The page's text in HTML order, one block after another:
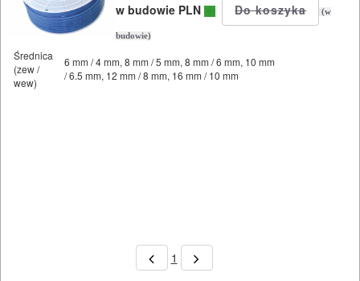
zwijadła
SPAWALNICTWO
w budowie PLN
(w
budowie)
Średnica
(zew /
wew)
6 mm / 4 mm, 8 mm / 5 mm, 8 mm / 6 mm, 10 mm
/ 6.5 mm, 12 mm / 8 mm, 16 mm / 10 mm
1